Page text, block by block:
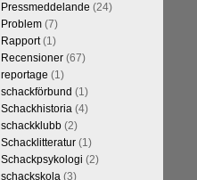
Pressmeddelande (24)
Problem(7)
Rapport(1)
Recensioner(67)
reportage (1)
schackförbund (1)
Schackhistoria(4)
schackklubb(2)
Schacklitteratur(1)
Schackpsykologi (2)
schackskola(3)